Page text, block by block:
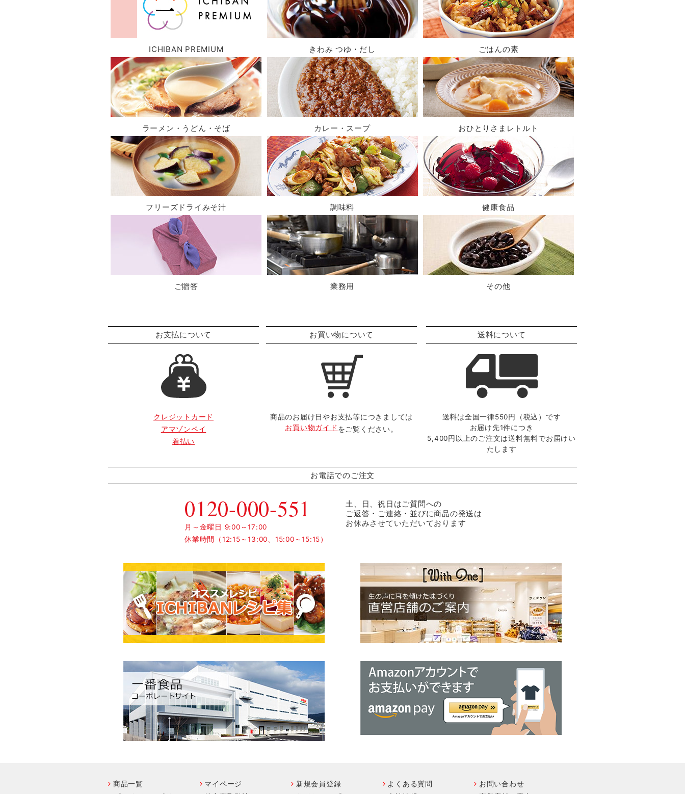
ICHIBAN PREMIUM きわみ つゆ・だし ごはんの素
ラーメン・うどん・そば カレー・スープ おひとりさまレトルト
フリーズドライみそ汁 調味料 健康食品
ご贈答 業務用 その他
お支払について
クレジットカード
アマゾンペイ
着払い
お買い物について
商品のお届け日やお支払等につきましては
お買い物ガイドをご覧ください。
送料について
送料は全国一律550円（税込）です
お届け先1件につき
5,400円以上のご注文は送料無料でお届けい
たします
お電話でのご注文
0120-000-551
月～金曜日 9:00～17:00
休業時間（12:15～13:00、15:00～15:15）
土、日、祝日はご質問への
ご返答・ご連絡・並びに商品の発送は
お休みさせていただいております
商品一覧 マイページ 新規会員登録 よくある質問
お問い合わせ